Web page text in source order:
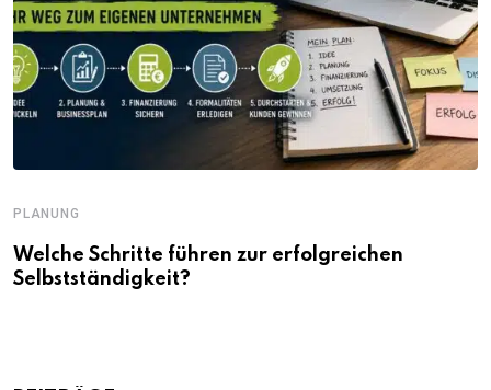
PLANUNG
Welche Schritte führen zur erfolgreichen
Selbstständigkeit?